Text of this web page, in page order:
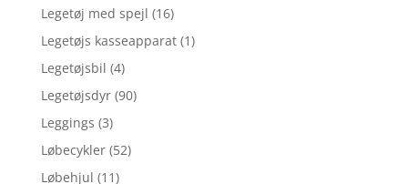
Legetøj med spejl (16)
Legetøjs kasseapparat (1)
Legetøjsbil (4)
Legetøjsdyr (90)
Leggings (3)
Løbecykler (52)
Løbehjul (11)